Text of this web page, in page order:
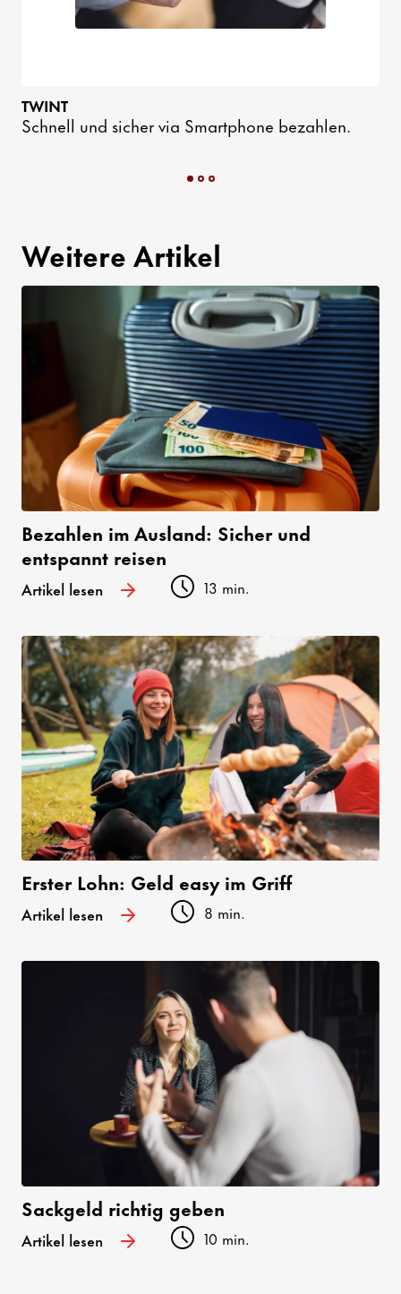
TWINT
Schnell und sicher via Smartphone bezahlen.
Weitere Artikel
Bezahlen im Ausland: Sicher und
entspannt reisen
Artikel lesen 13 min.
Erster Lohn: Geld easy im Griff
Artikel lesen 8 min.
Sackgeld richtig geben
Artikel lesen 10 min.